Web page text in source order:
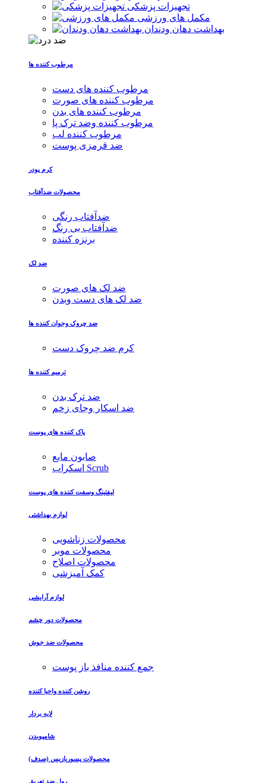
تجهیزات پزشکی
مکمل های ورزشی
بهداشت دهان ودندان
مرطوب کننده ها
مرطوب کننده های دست
مرطوب کننده های صورت
مرطوب کننده های بدن
مرطوب کننده وضد ترک پا
مرطوب کننده لب
ضد قرمزی پوست
کرم پودر
محصولات ضدآفتاب
ضدآفتاب رنگی
ضدآفتاب بی رنگ
برنزه کننده
ضد لک
ضد لک های صورت
ضد لک های دست وبدن
ضد چروک وجوان کننده ها
کرم ضد چروک دست
ترمیم کننده ها
ضد ترک بدن
ضد اسکار وجای زخم
پاک کننده های پوست
صابون مایع
اسکراب Scrub
لیفتینگ وسفت کننده های پوست
لوازم بهداشتی
محصولات زناشویی
محصولات موبر
محصولات اصلاح
کمک آمیزشی
لوازم آرایشی
محصولات دور چشم
محصولات ضد جوش
جمع کننده منافذ باز پوست
روشن کننده واحیا کننده
لایه بردار
شامپوبدن
محصولات پسوریازیس (صدف)
رول ضد تعریق